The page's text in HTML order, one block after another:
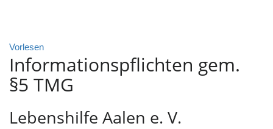
Vorlesen
Informationspflichten gem.
§5 TMG
Lebenshilfe Aalen e. V.